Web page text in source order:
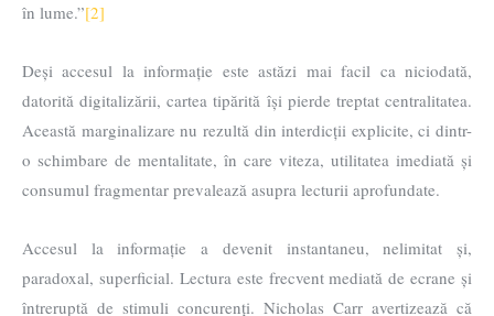
în lume.”[2]
Deși accesul la informație este astăzi mai facil ca niciodată,
datorită digitalizării, cartea tipărită își pierde treptat centralitatea.
Această marginalizare nu rezultă din interdicții explicite, ci dintr-
o schimbare de mentalitate, în care viteza, utilitatea imediată și
consumul fragmentar prevalează asupra lecturii aprofundate.
Accesul la informație a devenit instantaneu, nelimitat și,
paradoxal, superficial. Lectura este frecvent mediată de ecrane și
întreruptă de stimuli concurenți. Nicholas Carr avertizează că